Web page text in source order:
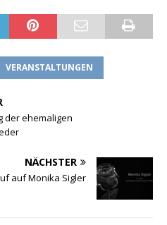
VERANSTALTUNGEN
der ehemaligen
NÄCHSTER
auf Monika Sigler